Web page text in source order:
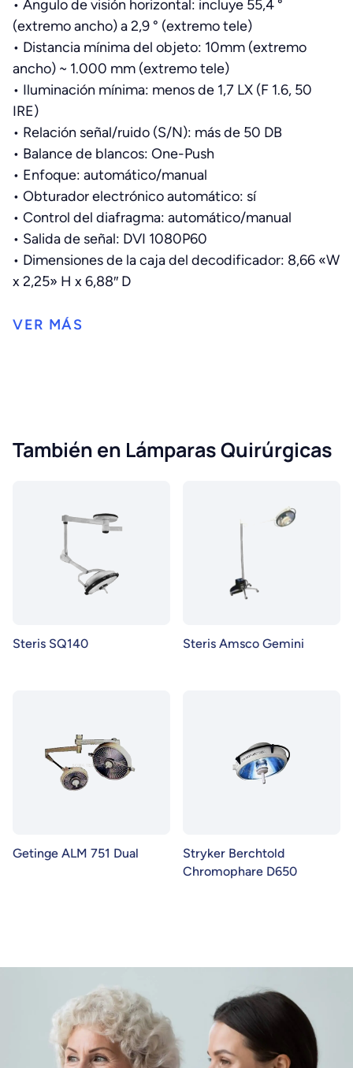
• Ángulo de visión horizontal: incluye 55,4 °
(extremo ancho) a 2,9 ° (extremo tele)
• Distancia mínima del objeto: 10mm (extremo
ancho) ~ 1.000 mm (extremo tele)
• Iluminación mínima: menos de 1,7 LX (F 1.6, 50
IRE)
• Relación señal/ruido (S/N): más de 50 DB
• Balance de blancos: One-Push
• Enfoque: automático/manual
• Obturador electrónico automático: sí
• Control del diafragma: automático/manual
• Salida de señal: DVI 1080P60
• Dimensiones de la caja del decodificador: 8,66 «W
x 2,25» H x 6,88″ D
También en Lámparas Quirúrgicas
Steris SQ140 Steris Amsco Gemini
Getinge ALM 751 Dual
Stryker Berchtold
Chromophare D650